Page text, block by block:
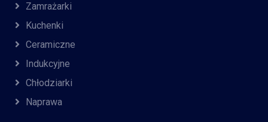
Zamrażarki
Kuchenki
Ceramiczne
Indukcyjne
Chłodziarki
Naprawa